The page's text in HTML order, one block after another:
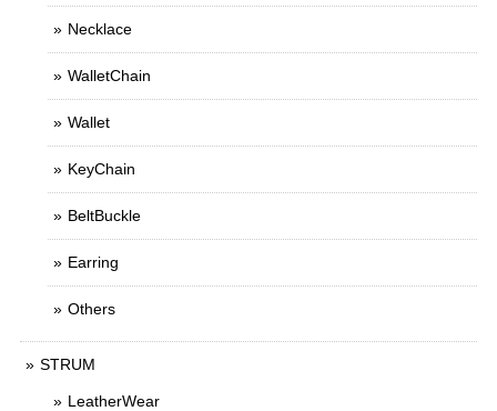
Necklace
WalletChain
Wallet
KeyChain
BeltBuckle
Earring
Others
STRUM
LeatherWear